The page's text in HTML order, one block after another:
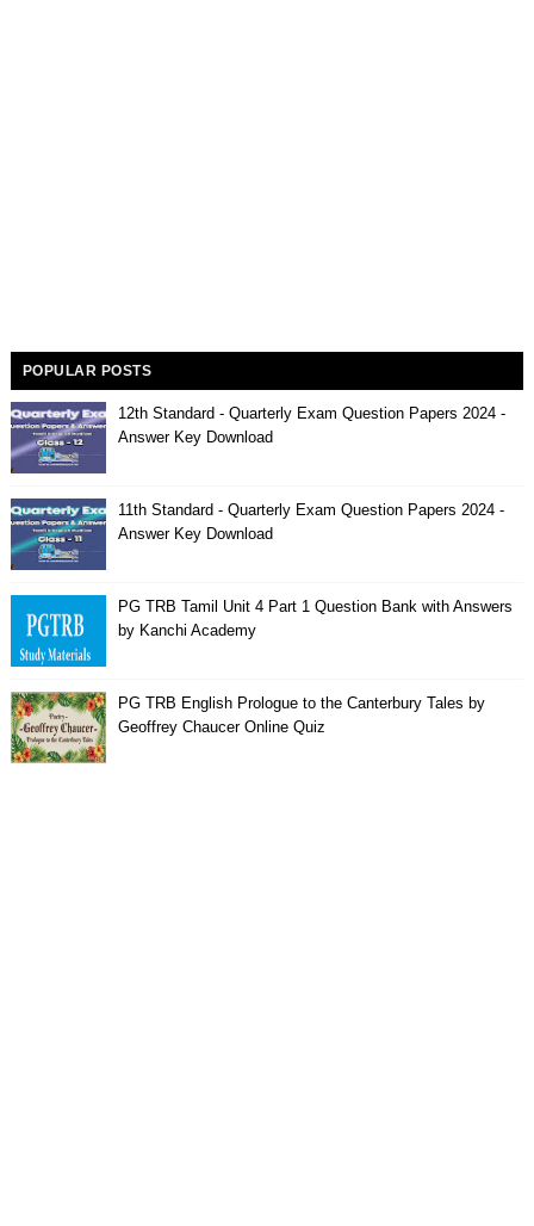
POPULAR POSTS
12th Standard - Quarterly Exam Question Papers 2024 -
Answer Key Download
11th Standard - Quarterly Exam Question Papers 2024 -
Answer Key Download
PG TRB Tamil Unit 4 Part 1 Question Bank with Answers
by Kanchi Academy
PG TRB English Prologue to the Canterbury Tales by
Geoffrey Chaucer Online Quiz